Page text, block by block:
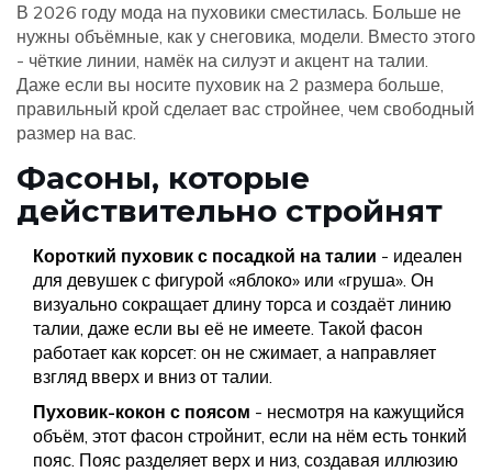
В 2026 году мода на пуховики сместилась. Больше не
нужны объёмные, как у снеговика, модели. Вместо этого
- чёткие линии, намёк на силуэт и акцент на талии.
Даже если вы носите пуховик на 2 размера больше,
правильный крой сделает вас стройнее, чем свободный
размер на вас.
Фасоны, которые
действительно стройнят
Короткий пуховик с посадкой на талии - идеален
для девушек с фигурой «яблоко» или «груша». Он
визуально сокращает длину торса и создаёт линию
талии, даже если вы её не имеете. Такой фасон
работает как корсет: он не сжимает, а направляет
взгляд вверх и вниз от талии.
Пуховик-кокон с поясом - несмотря на кажущийся
объём, этот фасон стройнит, если на нём есть тонкий
пояс. Пояс разделяет верх и низ, создавая иллюзию